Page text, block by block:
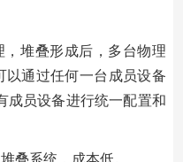
堆叠形成后，多台物理
以通过任何一台成员设备
成员设备进行统一配置和